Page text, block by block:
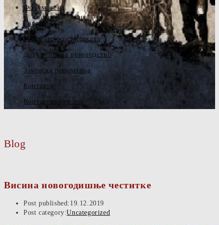
Форум жена
Галерија
Руководство синдиката
Документа за руководство
Законска регулатива
Контакти
Контактирајте нас
Blog
Висина новогодишње честитке
Post published: 19.12.2019
Post category:Uncategorized